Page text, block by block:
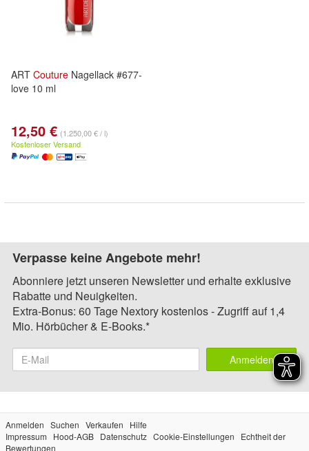
ART Couture Nagellack #677-
love 10 ml
12,50 € (1.250,00 € / l)
Kostenloser Versand
Verpasse keine Angebote mehr!
Abonniere jetzt unseren Newsletter und erhalte exklusive
Rabatte und Neuigkeiten.
Extra-Bonus: 60 Tage Nextory kostenlos - Zugriff auf 1,4
Mio. Hörbücher & E-Books.*
Anmelden
Anmelden Suchen Verkaufen
Hilfe
Impressum
Hood-AGB Datenschutz Cookie-Einstellungen
Echtheit der
Bewertungen